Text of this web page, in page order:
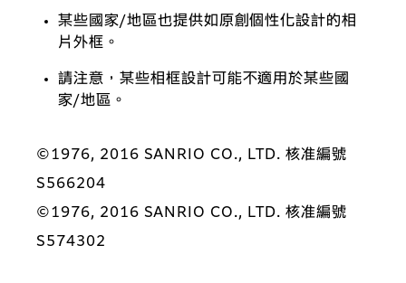
某些國家/地區也提供如原創個性化設計的相
片外框。
請注意，某些相框設計可能不適用於某些國
家/地區。
©1976, 2016 SANRIO CO., LTD. 核准編號
S566204
©1976, 2016 SANRIO CO., LTD. 核准編號
S574302